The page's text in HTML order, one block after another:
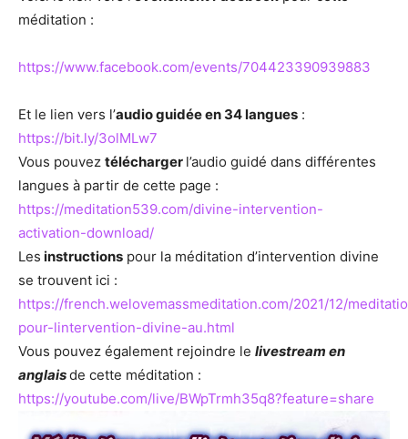
méditation :
https://www.facebook.com/events/704423390939883
Et le lien vers l’audio guidée en 34 langues :
https://bit.ly/3olMLw7
Vous pouvez télécharger l’audio guidé dans différentes
langues à partir de cette page :
https://meditation539.com/divine-intervention-
activation-download/
Les instructions pour la méditation d’intervention divine
se trouvent ici :
https://french.welovemassmeditation.com/2021/12/
pour-lintervention-divine-au.html
Vous pouvez également rejoindre le livestream en
anglaisde cette méditation :
https://youtube.com/live/BWpTrmh35q8?feature=share